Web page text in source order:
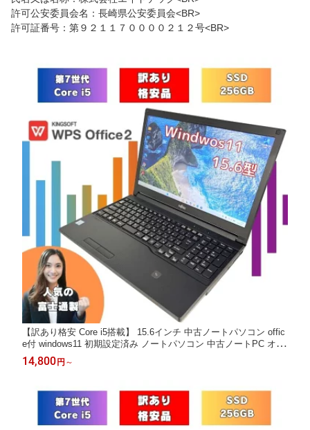
許可公安委員会名：長崎県公安委員会<BR>
許可証番号：第９２１１７００００２１２号<BR>
【訳あり格安 Core i5搭載】 15.6インチ 中古ノートパソコン offic
e付 windows11 初期設定済み ノートパソコン 中古ノートPC オフ
ィス付きノートパソコン win11 メモリ8GB SSD256GB 富士通 SS
D オフィス付 A747/S a747s-i5-7th-wakeari-7
14,800円 ～